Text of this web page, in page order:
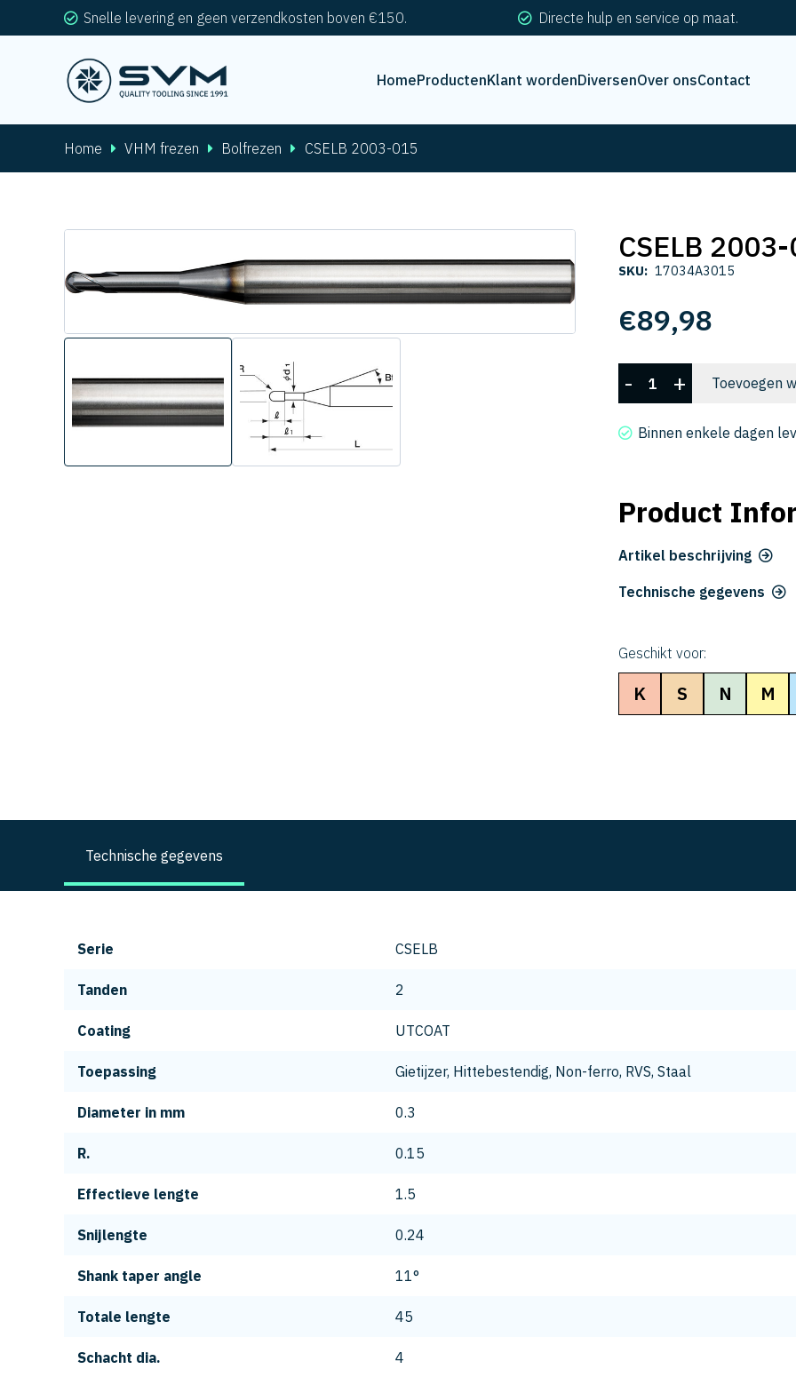
Snelle levering en geen verzendkosten boven €150. Directe hulp en service op maat.
HomeProductenKlant wordenDiversenOver onsContact
Home VHM frezen Bolfrezen CSELB 2003-015
CSELB
SKU: 17034A3015
€89,98
CSELB
2003-
015
- + Toevoegen
Binnen enkele dagen
Product
Artikel beschrijving
Technische gegevens
Geschikt voor:
K S N M
Technische gegevens
Serie CSELB
Tanden 2
Coating UTCOAT
Toepassing Gietijzer, Hittebestendig, Non-ferro, RVS, Staal
Diameter in mm 0.3
R. 0.15
Effectieve lengte 1.5
Snijlengte 0.24
Shank taper angle 11°
Totale lengte 45
Schacht dia. 4